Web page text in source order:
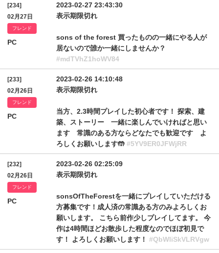
[234]
02月27日
フレンド
PC
2023-02-27 23:43:30
表示期限切れ
sons of the forest 買ったものの一緒にやる人が
居ないので誰か一緒にしませんか？
#mdTVhZ1hoWV84
[233]
02月26日
フレンド
PC
2023-02-26 14:10:48
表示期限切れ
当方、2.3時間プレイした初心者です！ 探索、建
築、ストーリー 一緒に楽しんでいければと思い
ます 常識のある方ならどなたでも歓迎です よ
ろしくお願いします🤲 #5YV9ER0JFWjRR
[232]
02月26日
フレンド
PC
2023-02-26 02:25:09
表示期限切れ
sonsOfTheForestを一緒にプレイしていただける
方募集です！成人済の常識ある方のみよろしくお
願いします。 こちら前作少しプレイしてます。 今
作は4時間ほどお散歩した程度なのでほぼ初見で
す！ よろしくお願いします！ #QbWliSkVLRVgw